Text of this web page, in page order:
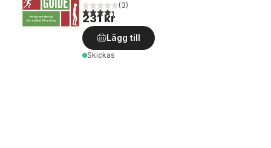
4,3utav 5 stjärnor. Totalt antal röster:
(3)
231 kr
Lägg till
Skickas